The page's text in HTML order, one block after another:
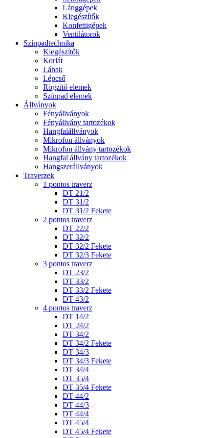
Lánggépek
Kiegészítők
Konfettigépek
Ventilátorok
Színpadtechnika
Kiegészítők
Korlát
Lábak
Lépcső
Rögzítő elemek
Színpad elemek
Állványok
Fényállványok
Fényállvány tartozékok
Hangfalállványok
Mikrofon állványok
Mikrofon állvány tartozékok
Hangfal állvány tartozékok
Hangszerállványok
Traverzek
1 pontos traverz
DT 21/2
DT 31/2
DT 31/2 Fekete
2 pontos traverz
DT 22/2
DT 32/2
DT 32/2 Fekete
DT 32/3 Fekete
3 pontos traverz
DT 23/2
DT 33/2
DT 33/2 Fekete
DT 43/2
4 pontos traverz
DT 14/2
DT 24/2
DT 34/2
DT 34/2 Fekete
DT 34/3
DT 34/3 Fekete
DT 34/4
DT 35/4
DT 35/4 Fekete
DT 44/2
DT 44/3
DT 44/4
DT 45/4
DT 45/4 Fekete